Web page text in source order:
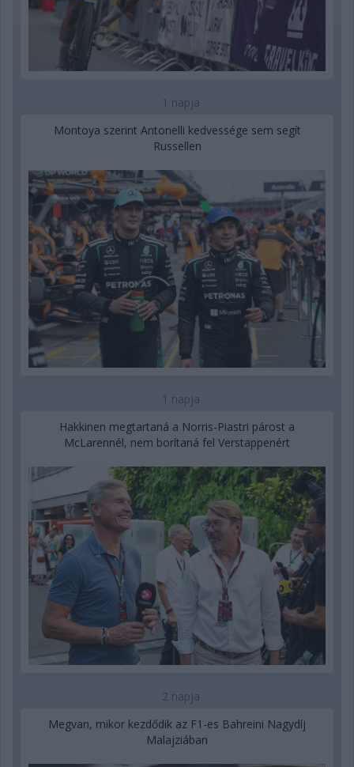
1 napja
Montoya szerint Antonelli kedvessége sem segít
Russellen
1 napja
Hakkinen megtartaná a Norris-Piastri párost a
McLarennél, nem borítaná fel Verstappenért
2 napja
Megvan, mikor kezdődik az F1-es Bahreini Nagydíj
Malajziában